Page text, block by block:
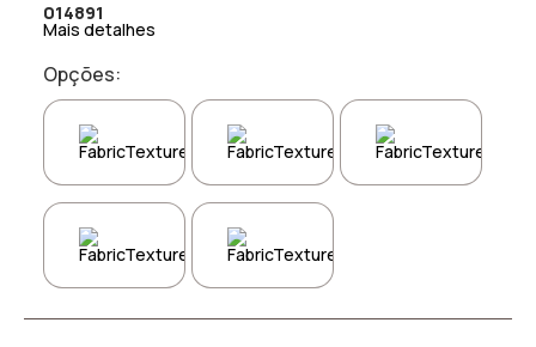
014891
Mais detalhes
Opções: